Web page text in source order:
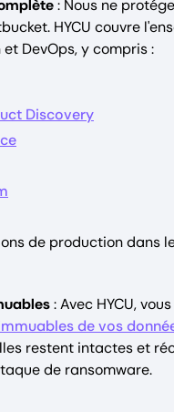
: Nous ne
HYCU couvre
DevOps, y compris :
Discovery
de production dans
: Avec HYCU,
de vos
restent intactes et
de ransomware.